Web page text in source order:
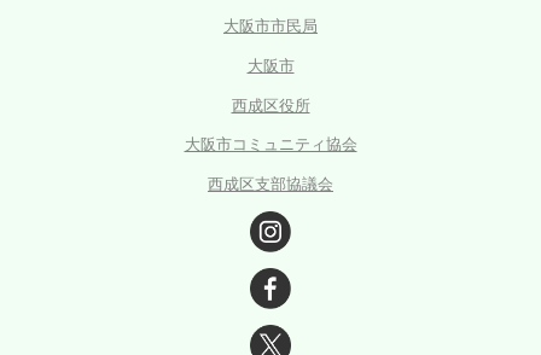
大阪市市民局
大阪市
西成区役所
大阪市コミュニティ協会
西成区支部協議会